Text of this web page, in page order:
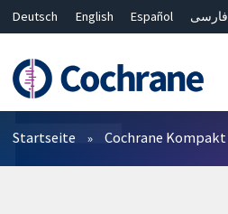
Deutsch English Español
فارسی
Bahasa Malaysia
ไทย
繁體中文
简体中文
Filter
Startseite Cochrane Kompakt